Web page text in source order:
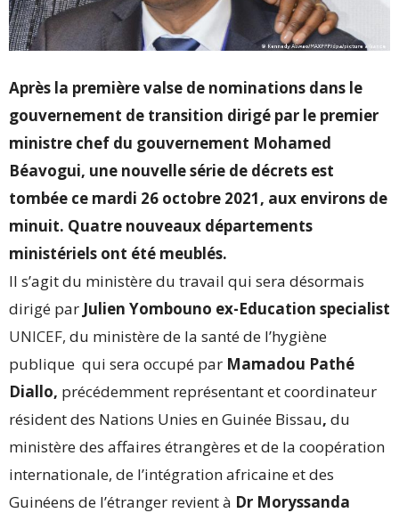
Après la première valse de nominations dans le
gouvernement de transition dirigé par le premier
ministre chef du gouvernement Mohamed
Béavogui, une nouvelle série de décrets est
tombée ce mardi 26 octobre 2021, aux environs de
minuit. Quatre nouveaux départements
ministériels ont été meublés.
Il s’agit du ministère du travail qui sera désormais
dirigé par Julien Yombouno ex-Education specialist
UNICEF, du ministère de la santé de l’hygiène
publique qui sera occupé par Mamadou Pathé
Diallo, précédemment représentant et coordinateur
résident des Nations Unies en Guinée Bissau, du
ministère des affaires étrangères et de la coopération
internationale, de l’intégration africaine et des
Guinéens de l’étranger revient à Dr Moryssanda